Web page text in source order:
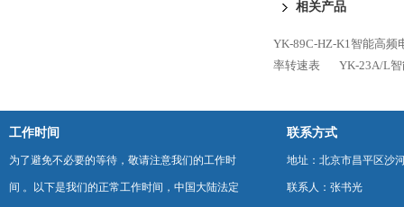
相关产品
YK-89C-HZ-K1智能高频
率转速表
YK-23A/L
工作时间
为了避免不必要的等待，敬请注意我们的工作时
间 。以下是我们的正常工作时间，中国大陆法定
联系方式
地址：北京市昌平区沙
联系人：张书光